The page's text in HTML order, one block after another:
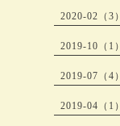
2020-02（3）
2019-10（1）
2019-07（4）
2019-04（1）